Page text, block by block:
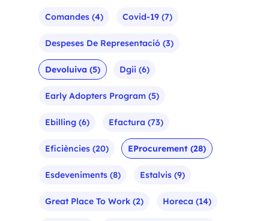
Comandes (4) Covid-19 (7)
Despeses De Representació (3)
Devoluiva (5) Dgii (6)
Early Adopters Program (5)
Ebilling (6) Efactura (73)
Eficiències (20) EProcurement (28)
Esdeveniments (8) Estalvis (9)
Great Place To Work (2) Horeca (14)